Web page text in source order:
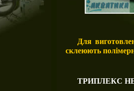
Для
склеюють
ТРИПЛЕКС